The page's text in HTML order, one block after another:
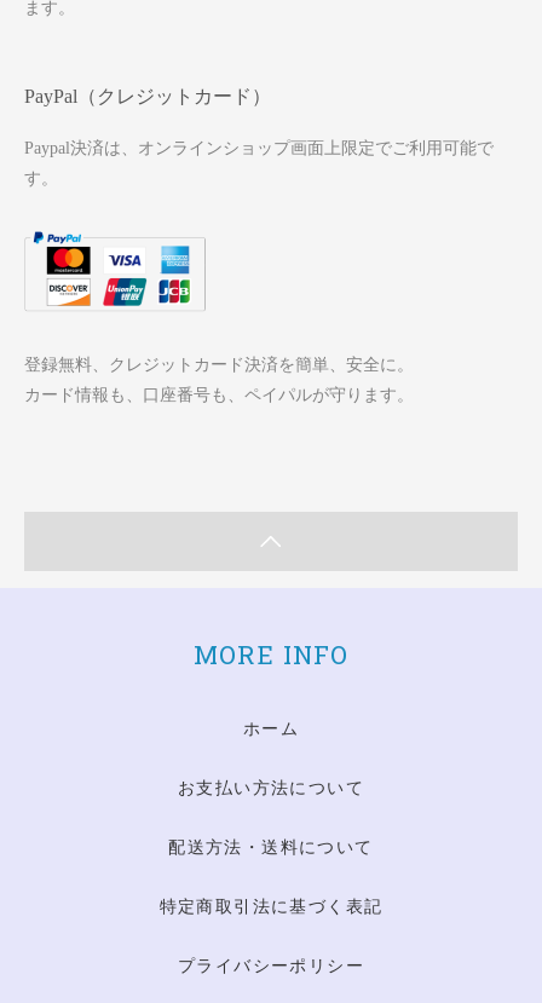
ます。
PayPal（クレジットカード）
Paypal決済は、オンラインショップ画面上限定でご利用可能で
す。
登録無料、クレジットカード決済を簡単、安全に。
カード情報も、口座番号も、ペイパルが守ります。
MORE INFO
ホーム
お支払い方法について
配送方法・送料について
特定商取引法に基づく表記
プライバシーポリシー